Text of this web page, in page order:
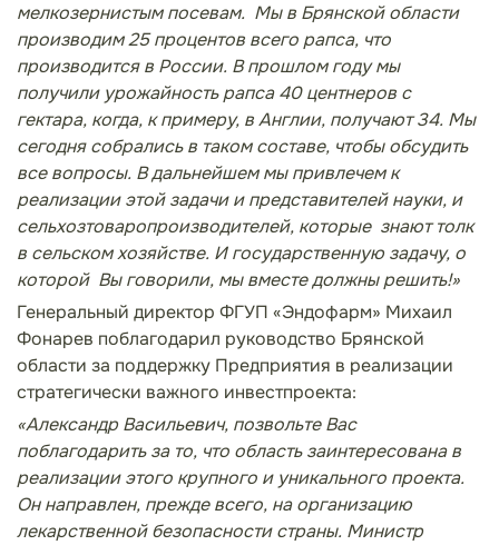
мелкозернистым посевам. Мы в Брянской области
производим 25 процентов всего рапса, что
производится в России. В прошлом году мы
получили урожайность рапса 40 центнеров с
гектара, когда, к примеру, в Англии, получают 34. Мы
сегодня собрались в таком составе, чтобы обсудить
все вопросы. В дальнейшем мы привлечем к
реализации этой задачи и представителей науки, и
сельхозтоваропроизводителей, которые знают толк
в сельском хозяйстве. И государственную задачу, о
которой Вы говорили, мы вместе должны решить!»
Генеральный директор ФГУП «Эндофарм» Михаил
Фонарев поблагодарил руководство Брянской
области за поддержку Предприятия в реализации
стратегически важного инвестпроекта:
«Александр Васильевич, позвольте Вас
поблагодарить за то, что область заинтересована в
реализации этого крупного и уникального проекта.
Он направлен, прежде всего, на организацию
лекарственной безопасности страны. Министр